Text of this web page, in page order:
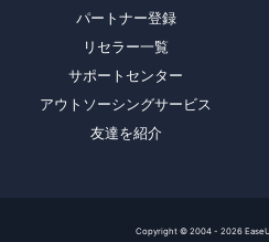
パートナー登録
リセラー一覧
サポートセンター
アウトソーシングサービス
友達を紹介
Copyright © 2004 - 2026